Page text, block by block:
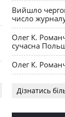
Вийшло
число
Олег К.
сучасна
Олег К.
долучилися
Дізнатись